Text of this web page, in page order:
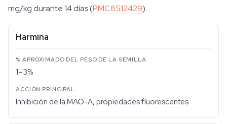
mg/kg durante 14 días (PMC8512429).
Harmina
1–3%
Inhibición de la MAO-A, propiedades fluorescentes